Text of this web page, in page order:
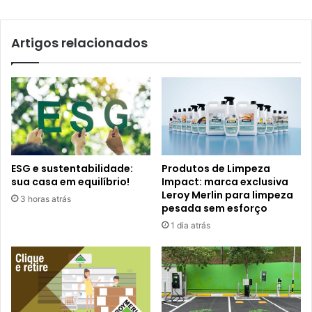
Artigos relacionados
ESG e sustentabilidade:
sua casa em equilíbrio!
3 horas atrás
Produtos de Limpeza
Impact: marca exclusiva
Leroy Merlin para limpeza
pesada sem esforço
1 dia atrás